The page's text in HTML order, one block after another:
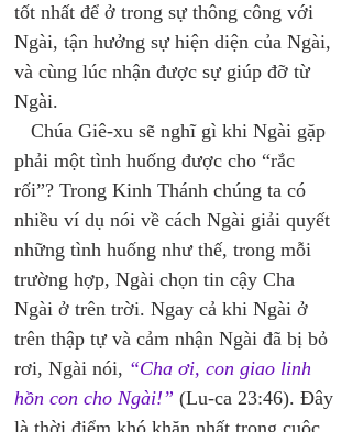
tốt nhất để ở trong sự thông công với
Ngài, tận hưởng sự hiện diện của Ngài,
và cùng lúc nhận được sự giúp đỡ từ
Ngài.
Chúa Giê-xu sẽ nghĩ gì khi Ngài gặp
phải một tình huống được cho “rắc
rối”? Trong Kinh Thánh chúng ta có
nhiều ví dụ nói về cách Ngài giải quyết
những tình huống như thế, trong mỗi
trường hợp, Ngài chọn tin cậy Cha
Ngài ở trên trời. Ngay cả khi Ngài ở
trên thập tự và cảm nhận Ngài đã bị bỏ
rơi, Ngài nói, “Cha ơi, con giao linh
hồn con cho Ngài!” (Lu-ca 23:46). Đây
là thời điểm khó khăn nhất trong cuộc